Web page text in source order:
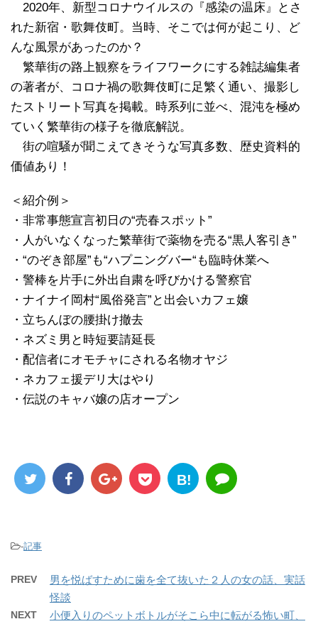
2020年、新型コロナウイルスの『感染の温床』とさ
れた新宿・歌舞伎町。当時、そこでは何が起こり、ど
んな風景があったのか？
繁華街の路上観察をライフワークにする雑誌編集者
の著者が、コロナ禍の歌舞伎町に足繁く通い、撮影し
たストリート写真を掲載。時系列に並べ、混沌を極め
ていく繁華街の様子を徹底解説。
街の喧騒が聞こえてきそうな写真多数、歴史資料的
価値あり！
＜紹介例＞
・非常事態宣言初日の“売春スポット”
・人がいなくなった繁華街で薬物を売る“黒人客引き”
・“のぞき部屋”も“ハプニングバー“も臨時休業へ
・警棒を片手に外出自粛を呼びかける警察官
・ナイナイ岡村“風俗発言”と出会いカフェ嬢
・立ちんぼの腰掛け撤去
・ネズミ男と時短要請延長
・配信者にオモチャにされる名物オヤジ
・ネカフェ援デリ大はやり
・伝説のキャバ嬢の店オープン
B!
-記事
PREV
男を悦ばすために歯を全て抜いた２人の女の話、実話
怪談
NEXT 小便入りのペットボトルがそこら中に転がる怖い町、